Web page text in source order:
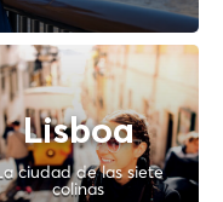
Lisboa
ciudad de las siete
colinas